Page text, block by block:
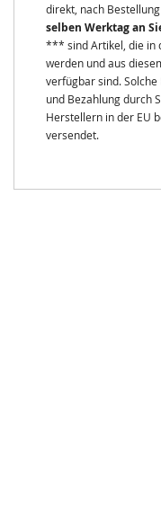
direkt, nach
selben Werktag an
*** sind Artikel, die in
werden und aus
verfügbar sind.
und Bezahlung durch
Herstellern in der EU
versendet.